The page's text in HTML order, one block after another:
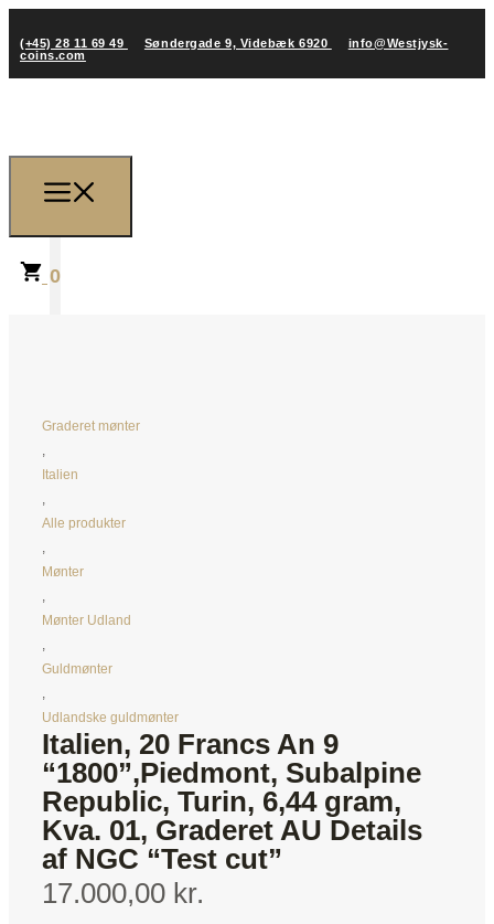
(+45) 28 11 69 49 Søndergade 9, Videbæk 6920
info@Westjysk-
coins.com
0
Graderet mønter
,
Italien
,
Alle produkter
,
Mønter
,
Mønter Udland
,
Guldmønter
,
Udlandske guldmønter
Italien, 20 Francs An 9
“1800”,Piedmont, Subalpine
Republic, Turin, 6,44 gram,
Kva. 01, Graderet AU Details
af NGC “Test cut”
17.000,00 kr.